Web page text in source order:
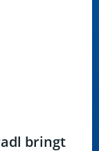
bringt